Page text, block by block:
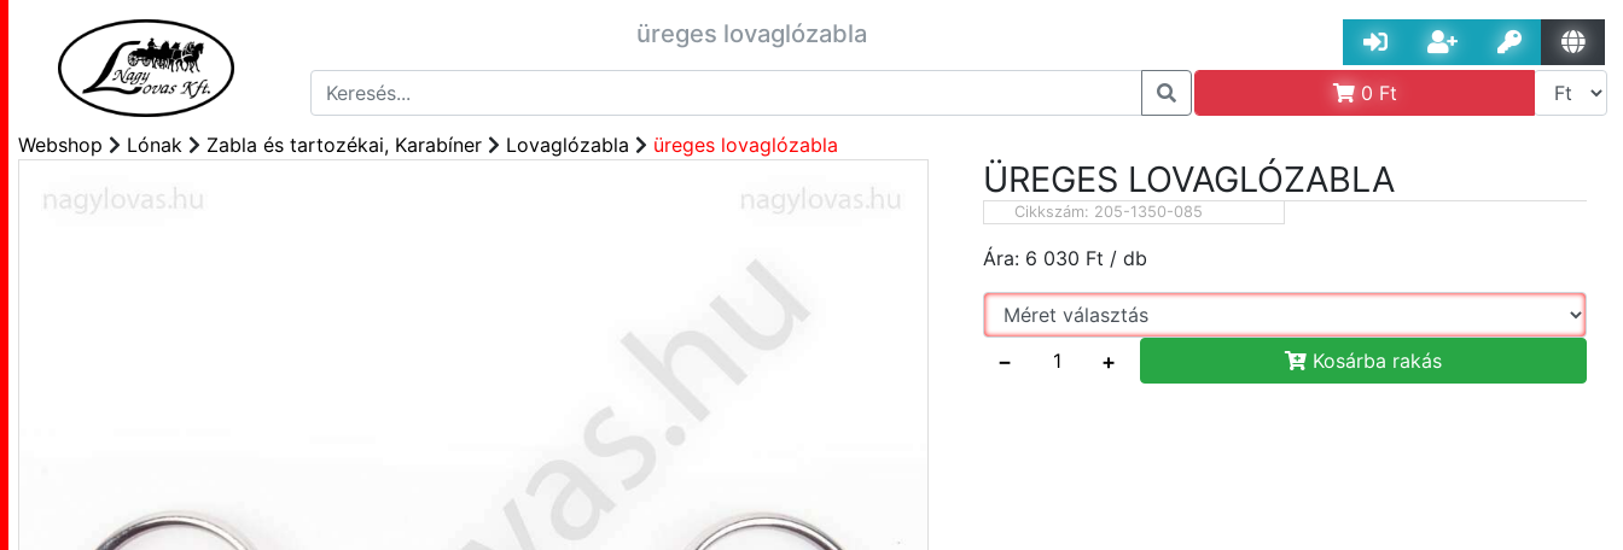
üreges lovaglózabla
0 Ft
Webshop Lónak Zabla és tartozékai, Karabíner Lovaglózabla üreges lovaglózabla
ÜREGES LOVAGLÓZABLA
Cikkszám: 205-1350-085
Ára: 6 030 Ft / db
− + Kosárba rakás